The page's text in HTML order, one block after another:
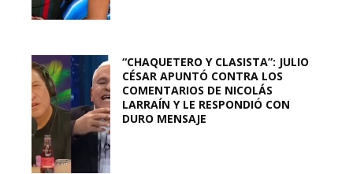
“CHAQUETERO Y CLASISTA”: JULIO
CÉSAR APUNTÓ CONTRA LOS
COMENTARIOS DE NICOLÁS
LARRAÍN Y LE RESPONDIÓ CON
DURO MENSAJE